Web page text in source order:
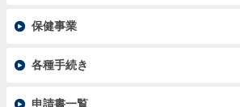
保健事業
各種手続き
申請書一覧